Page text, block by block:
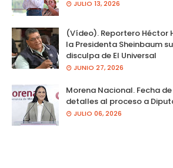
JULIO 13, 2026
(Vídeo). Reportero Héctor
la Presidenta Sheinbaum
disculpa de El Universal
JUNIO 27, 2026
Morena Nacional. Fecha
detalles al proceso a
JULIO 06, 2026